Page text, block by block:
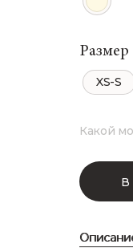
Размер
XS-S
Какой
В